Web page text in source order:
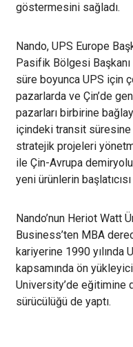
göstermesini sağladı.
Nando, UPS Europe
Pasifik Bölgesi Başkanı
süre boyunca UPS için
pazarlarda ve Çin’de
pazarları birbirine
içindeki transit süresine
stratejik projeleri
ile Çin-Avrupa
yeni ürünlerin
Nando’nun Heriot Watt
Business’ten MBA
kariyerine 1990 yılında
kapsamında ön
University’de eğitimine
sürücülüğü de yaptı.